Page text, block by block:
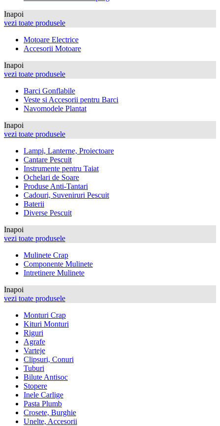
Inapoi
vezi toate produsele
Motoare Electrice
Accesorii Motoare
Inapoi
vezi toate produsele
Barci Gonflabile
Veste si Accesorii pentru Barci
Navomodele Plantat
Inapoi
vezi toate produsele
Lampi, Lanterne, Proiectoare
Cantare Pescuit
Instrumente pentru Taiat
Ochelari de Soare
Produse Anti-Tantari
Cadouri, Suveniruri Pescuit
Baterii
Diverse Pescuit
Inapoi
vezi toate produsele
Mulinete Crap
Componente Mulinete
Intretinere Mulinete
Inapoi
vezi toate produsele
Monturi Crap
Kituri Monturi
Riguri
Agrafe
Varteje
Clipsuri, Conuri
Tuburi
Bilute Antisoc
Stopere
Inele Carlige
Pasta Plumb
Crosete, Burghie
Unelte, Accesorii